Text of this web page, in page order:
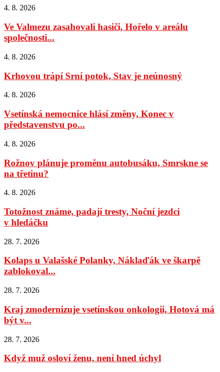
4. 8. 2026
Ve Valmezu zasahovali hasiči, Hořelo v areálu
společnosti...
4. 8. 2026
Krhovou trápí Srní potok, Stav je neúnosný
4. 8. 2026
Vsetínská nemocnice hlásí změny, Konec v
představenstvu po...
4. 8. 2026
Rožnov plánuje proměnu autobusáku, Smrskne se
na třetinu?
4. 8. 2026
Totožnost známe, padají tresty, Noční jezdci
v hledáčku
28. 7. 2026
Kolaps u Valašské Polanky, Náklaďák ve škarpě
zablokoval...
28. 7. 2026
Kraj zmodernizuje vsetínskou onkologii, Hotová má
být v...
28. 7. 2026
Když muž osloví ženu, není hned úchyl